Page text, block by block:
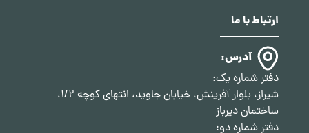
ارتباط با ما
آدرس:
دفتر شماره یک:
شیراز، بلوار آفرینش، خیابان جاوید، انتهای کوچه 1/2،
ساختمان دیرباز
دفتر شماره دو: